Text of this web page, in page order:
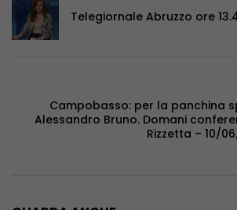
Telegiornale Abruzzo ore
Campobasso: per la panchina
Alessandro Bruno. Domani
Rizzetta – 10/